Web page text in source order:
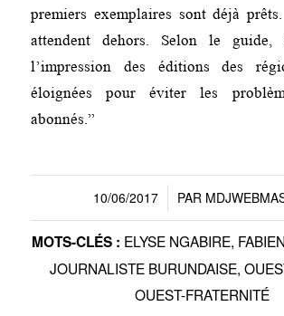
premiers exemplaires sont déjà
attendent dehors. Selon le guide,
l’impression des éditions des
éloignées pour éviter les
abonnés.”
10/06/2017
/ PAR
MOTS-CLÉS : ELYSE NGABIRE,
JOURNALISTE BURUNDAISE,
OUEST-FRATERNITÉ